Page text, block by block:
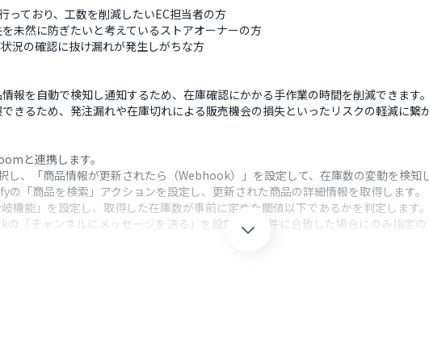
っており、工数を削減したいEC担当者の方
未然に防ぎたいと考えているストアオーナーの方
況の確認に抜け漏れが発生しがちな方
報を自動で検知し通知するため、在庫確認にかかる手作業の時間を削減できます
きるため、発注漏れや在庫切れによる販売機会の損失といったリスクの軽減に繋
と連携します。
し、「商品情報が更新されたら（Webhook）」を設定して、在庫数の変動を検知
「商品を検索」アクションを設定し、更新された商品の詳細情報を取得します。
機能」を設定し、取得した在庫数が事前に定めた閾値以下であるかを判定します
の「チャンネルにメッセージを送る」を設定し、条件に合致した場合にのみ指定